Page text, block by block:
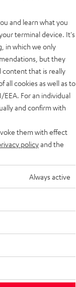
and learn what you
terminal device. It's
in which we only
but they
content that is really
all cookies as well as to
For an individual
and confirm with
them with effect
policyand the
Always active